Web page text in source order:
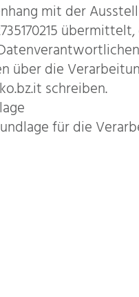
mit der
über die
schreiben.
für die